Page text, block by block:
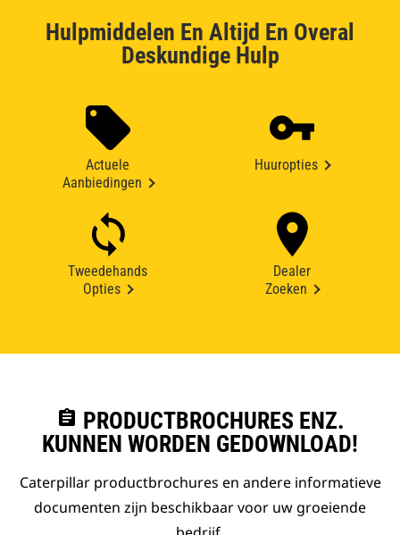
Hulpmiddelen En Altijd En Overal
Deskundige Hulp
Actuele
Aanbiedingen
Huuropties
Tweedehands
Opties
Dealer
Zoeken
assignment PRODUCTBROCHURES ENZ.
KUNNEN WORDEN GEDOWNLOAD!
Caterpillar productbrochures en andere informatieve
documenten zijn beschikbaar voor uw groeiende